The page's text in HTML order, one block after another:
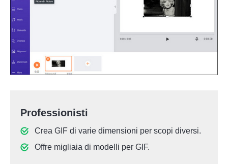
Professionisti
Crea GIF di varie dimensioni per scopi diversi.
Offre migliaia di modelli per GIF.